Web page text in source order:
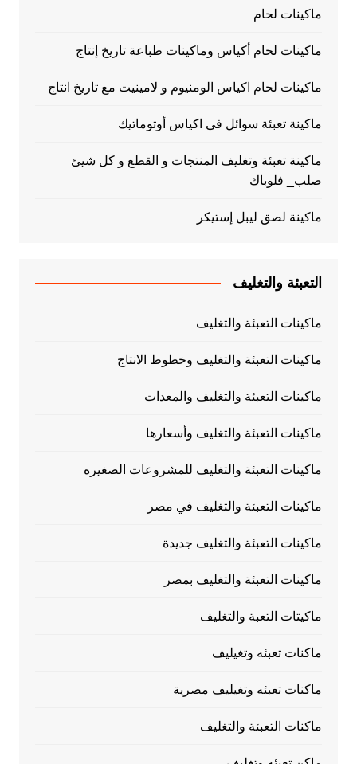
ماكينات لحام
ماكينات لحام أكياس وماكينات طباعة تاريخ إنتاج
ماكينات لحام اكياس الومنيوم و لامينيت مع تاريخ انتاج
ماكينة تعبئة سوائل فى اكياس أوتوماتيك
ماكينة تعبئة وتغليف المنتجات و القطع و كل شيئ
صلب_ فلوباك
ماكينة لصق ليبل إستيكر
التعبئة والتغليف
ماكينات التعبئة والتغليف
ماكينات التعبئة والتغليف وخطوط الانتاج
ماكينات التعبئة والتغليف والمعدات
ماكينات التعبئة والتغليف وأسعارها
ماكينات التعبئة والتغليف للمشروعات الصغيره
ماكينات التعبئة والتغليف في مصر
ماكينات التعبئة والتغليف جديدة
ماكينات التعبئة والتغليف بمصر
ماكيتات التعبة والتغليف
ماكنات تعبئه وتغيليف
ماكنات تعبئه وتغيليف مصرية
ماكنات التعبئة والتغليف